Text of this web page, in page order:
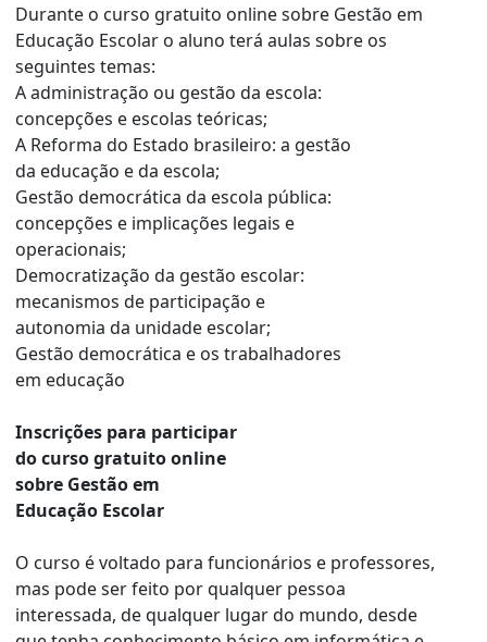
Durante o curso gratuito online sobre Gestão em
Educação Escolar o aluno terá aulas sobre os
seguintes temas:
A administração ou gestão da escola:
concepções e escolas teóricas;
A Reforma do Estado brasileiro: a gestão
da educação e da escola;
Gestão democrática da escola pública:
concepções e implicações legais e
operacionais;
Democratização da gestão escolar:
mecanismos de participação e
autonomia da unidade escolar;
Gestão democrática e os trabalhadores
em educação
Inscrições para participar
do curso gratuito online
sobre Gestão em
Educação Escolar
O curso é voltado para funcionários e professores,
mas pode ser feito por qualquer pessoa
interessada, de qualquer lugar do mundo, desde